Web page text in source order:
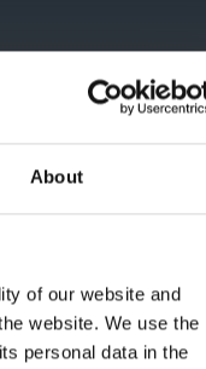
About
of our website and
website. We use the
personal data in the
Art.-Nr.